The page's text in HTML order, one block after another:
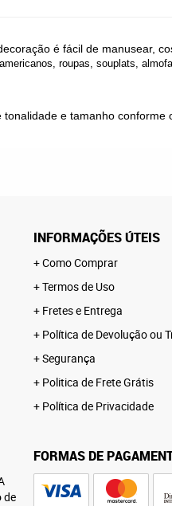
ecoração é fácil de manusear,
roupas, souplats,
e tamanho conforme
INFORMAÇÕES ÚTEIS
Como Comprar
Termos de Uso
Fretes e Entrega
Política de Devolução ou
Segurança
Politica de Frete Grátis
Política de Privacidade
de
FORMAS DE